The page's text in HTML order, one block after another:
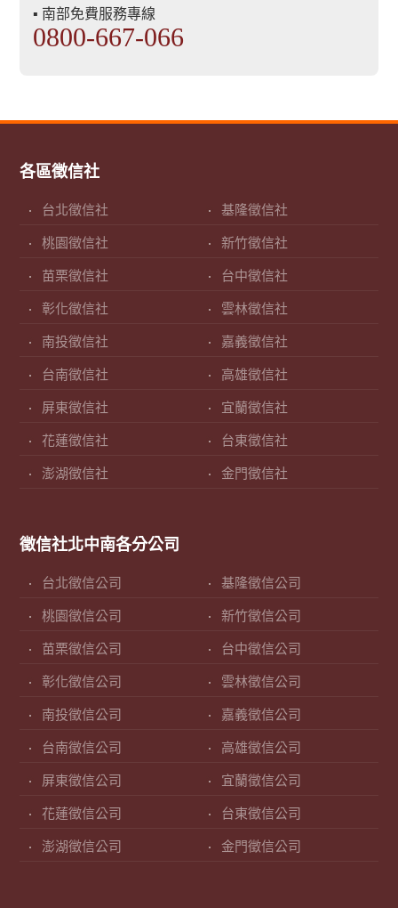
▪ 南部免費服務專線
0800-667-066
各區徵信社
台北徵信社 基隆徵信社
桃園徵信社 新竹徵信社
苗栗徵信社 台中徵信社
彰化徵信社 雲林徵信社
南投徵信社 嘉義徵信社
台南徵信社 高雄徵信社
屏東徵信社 宜蘭徵信社
花蓮徵信社 台東徵信社
澎湖徵信社 金門徵信社
徵信社北中南各分公司
台北徵信公司 基隆徵信公司
桃園徵信公司 新竹徵信公司
苗栗徵信公司 台中徵信公司
彰化徵信公司 雲林徵信公司
南投徵信公司 嘉義徵信公司
台南徵信公司 高雄徵信公司
屏東徵信公司 宜蘭徵信公司
花蓮徵信公司 台東徵信公司
澎湖徵信公司 金門徵信公司